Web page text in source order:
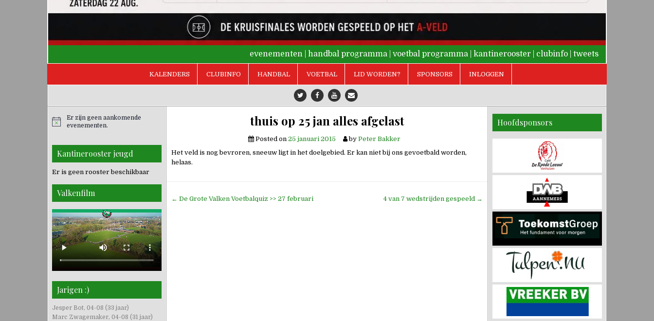
evenementen handbal programma voetbal programma kantinerooster clubinfo tweets
KALENDERS CLUBINFO HANDBAL VOETBAL LID WORDEN? SPONSORS INLOGGEN
thuis op 25 jan alles afgelast
Posted on 25 januari 2015 by Peter Bakker
Het veld is nog bevroren, sneeuw ligt in het doelgebied. Er kan niet bij ons gevoetbald worden,
helaas.
Bericht
← De Grote Valken Voetbalquiz >> 27 februari 4 van 7 wedstrijden gespeeld →
Er zijn geen aankomende
evenementen.
Kantinerooster jeugd
Er is geen rooster beschikbaar
Valkenfilm
Jarigen :)
Jesper Bot, 04-08 (33 jaar)
Marc Zwagemaker, 04-08 (31 jaar)
Hoofdsponsors